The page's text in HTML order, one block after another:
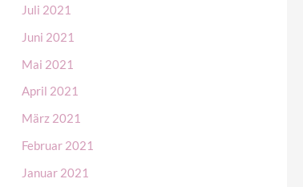
Juli 2021
Juni 2021
Mai 2021
April 2021
März 2021
Februar 2021
Januar 2021